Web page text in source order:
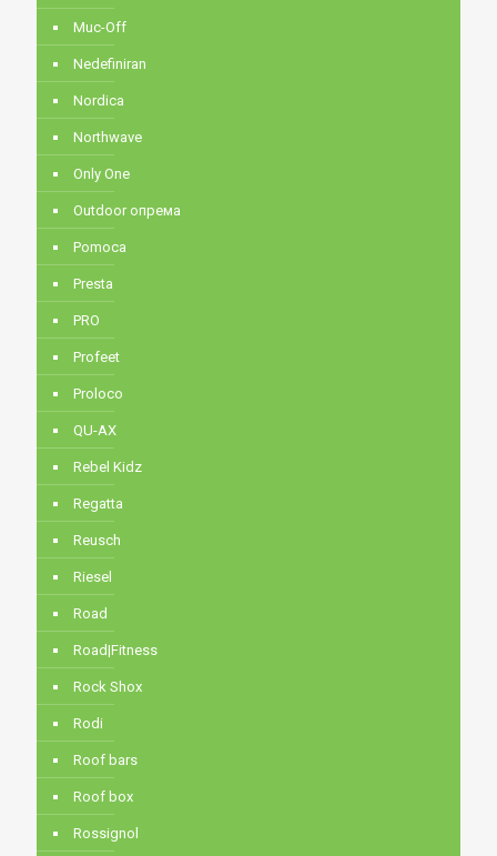
Muc-Off
Nedefiniran
Nordica
Northwave
Only One
Outdoor опрема
Pomoca
Presta
PRO
Profeet
Proloco
QU-AX
Rebel Kidz
Regatta
Reusch
Riesel
Road
Road|Fitness
Rock Shox
Rodi
Roof bars
Roof box
Rossignol